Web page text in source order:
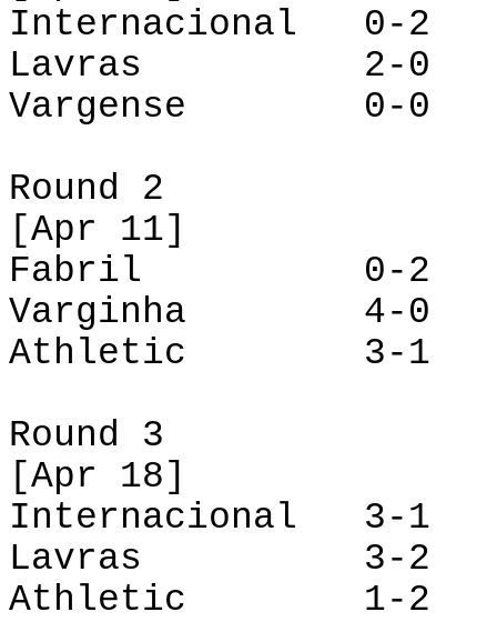
Internacional 0-2
Lavras 2-
Vargense 0-0
Round 2
[Apr 11]
Fabril 0-2
Varginha 4-
Athletic 3-1
Round 3
[Apr 18]
Internacional 3-
Lavras 3-2
Athletic 1-2